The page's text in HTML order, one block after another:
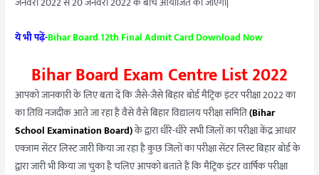
ये भी पढ़ें-Bihar Board 12th Final Admit Card Download Now
Bihar Board Exam Centre List 2022
आपको जानकारी के लिए बता दें कि जैसे-जैसे बिहार बोर्ड मैट्रिक इंटर परीक्षा 2022 का
का तिथि नजदीक आते जा रहा है वैसे वैसे बिहार विद्यालय परीक्षा समिति(Bihar
School Examination Board)के द्वारा धीरे-धीरे सभी जिलों का परीक्षा केंद्र आधार
एक्जाम सेंटर लिस्ट जारी किया जा रहा है कुछ जिलों का परीक्षा सेंटर लिस्ट बिहार बोर्ड के
द्वारा जारी भी किया जा चुका है चलिए आपको बताते हैं कि मैट्रिक इंटर वार्षिक परीक्षा